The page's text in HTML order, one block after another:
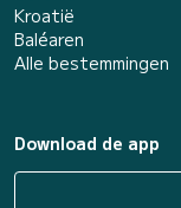
Kroatië
Baléaren
Alle bestemmingen
Download de app